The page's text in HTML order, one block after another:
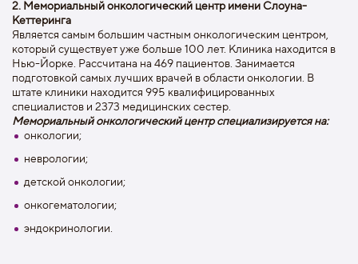
2. Мемориальный онкологический центр имени Слоуна-
Кеттеринга
Является самым большим частным онкологическим центром,
который существует уже больше 100 лет. Клиника находится в
Нью-Йорке. Рассчитана на 469 пациентов. Занимается
подготовкой самых лучших врачей в области онкологии. В
штате клиники находится 995 квалифицированных
специалистов и 2373 медицинских сестер.
Мемориальный онкологический центр специализируется на:
онкологии;
неврологии;
детской онкологии;
онкогематологии;
эндокринологии.